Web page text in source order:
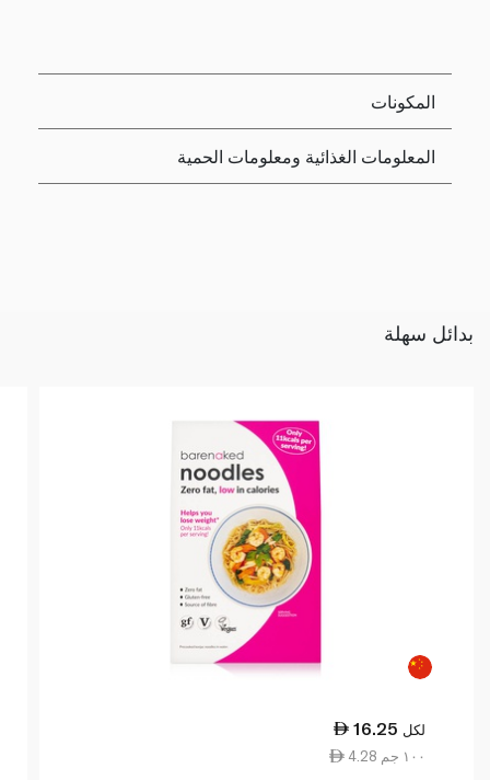
المكونات
المعلومات الغذائية ومعلومات الحمية
بدائل سهلة
16.25 لكل
4.28 ١٠٠ جم